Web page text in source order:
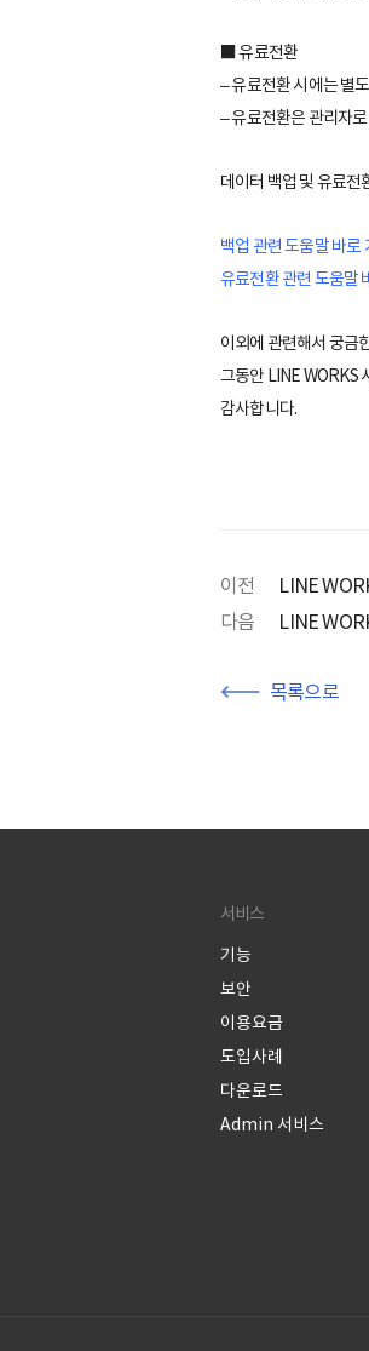
■ 유료전환
– 유료전환 시에는 별
– 유료전환은 관리자로
데이터 백업 및 유료전
백업 관련 도움말 바로
유료전환 관련 도움말
이외에 관련해서 궁금
그동안 LINE WORKS
감사합니다.
이전
LINE
다음
LINE
목록으로
서비스
기능
보안
이용요금
도입사례
다운로드
Admin 서비스